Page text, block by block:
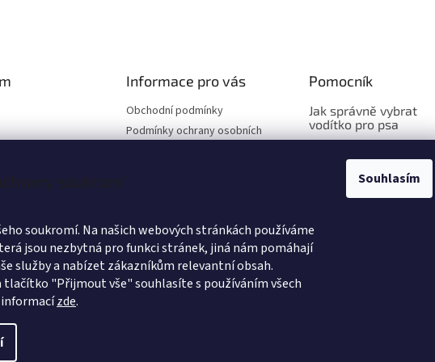
soukromí
soukromí. Na našich webových stránkách používáme
jsou nezbytná pro funkci stránek, jiná nám pomáhají
služby a nabízet zákazníkům relevantní obsah.
"Přijmout vše" souhlasíte s používáním všech
informacízde.
Souhlasím
na Instagramu
Informace pro vás
Obchodní podmínky
Podmínky ochrany osobních
Velkoobchod
Affiliate program
O nás
Pomocník
Jak správně vybrat
vodítko pro psa
vybrat obleček pro psa
Jak správně změřit a